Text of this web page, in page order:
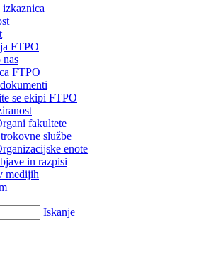
izkaznica
FTPO
FTPO
se ekipi FTPO
fakultete
službe
enote
in razpisi
medijih
Iskanje